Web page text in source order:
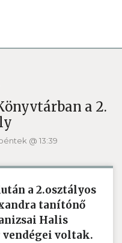
a 2.
@ 13:39
a 2.osztályos
tanítónő
Halis
voltak.